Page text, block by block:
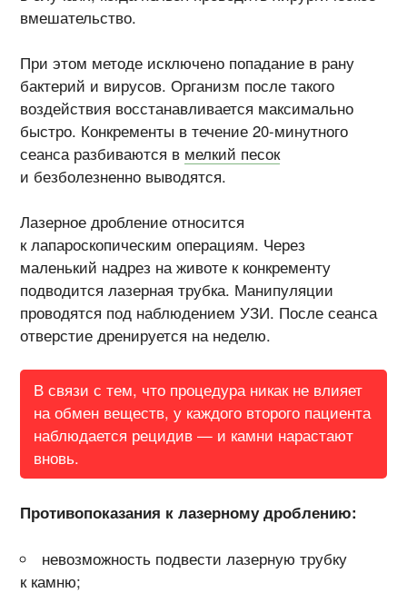
вмешательство.
При этом методе исключено попадание в рану
бактерий и вирусов. Организм после такого
воздействия восстанавливается максимально
быстро. Конкременты в течение 20-минутного
сеанса разбиваются в мелкий песок
и безболезненно выводятся.
Лазерное дробление относится
к лапароскопическим операциям. Через
маленький надрез на животе к конкременту
подводится лазерная трубка. Манипуляции
проводятся под наблюдением УЗИ. После сеанса
отверстие дренируется на неделю.
В связи с тем, что процедура никак не влияет
на обмен веществ, у каждого второго пациента
наблюдается рецидив — и камни нарастают
вновь.
Противопоказания к лазерному дроблению:
невозможность подвести лазерную трубку
к камню;